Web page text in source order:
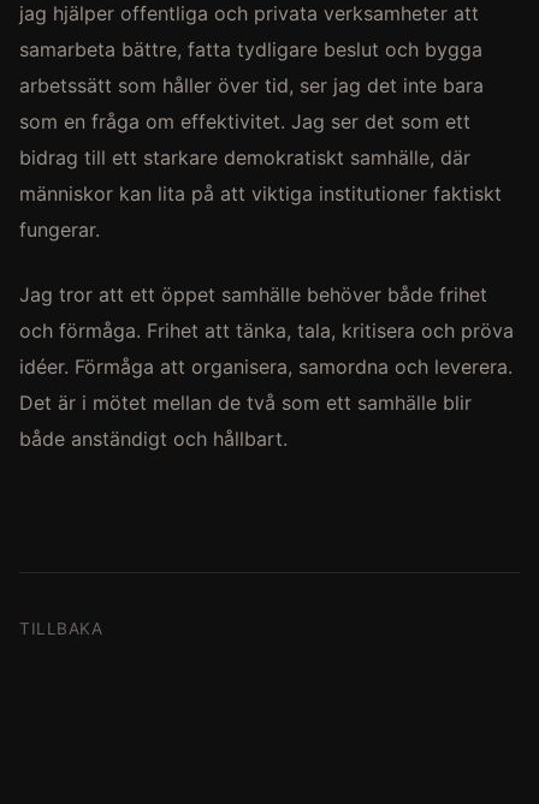
jag hjälper offentliga och privata verksamheter att
samarbeta bättre, fatta tydligare beslut och bygga
arbetssätt som håller över tid, ser jag det inte bara
som en fråga om effektivitet. Jag ser det som ett
bidrag till ett starkare demokratiskt samhälle, där
människor kan lita på att viktiga institutioner faktiskt
fungerar.
Jag tror att ett öppet samhälle behöver både frihet
och förmåga. Frihet att tänka, tala, kritisera och pröva
idéer. Förmåga att organisera, samordna och leverera.
Det är i mötet mellan de två som ett samhälle blir
både anständigt och hållbart.
TILLBAKA